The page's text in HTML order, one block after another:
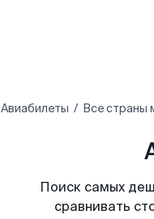
Авиабилеты Все страны
Поиск самых
сравнивать